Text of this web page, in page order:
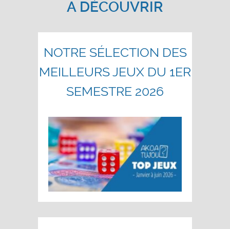
A DÉCOUVRIR
NOTRE SÉLECTION DES
MEILLEURS JEUX DU 1ER
SEMESTRE 2026